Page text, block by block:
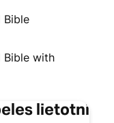
Bible
Bible with
lietotni